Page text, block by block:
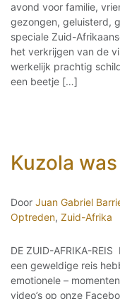
avond voor familie,
gezongen, geluisterd,
speciale Zuid-
het verkrijgen van de
werkelijk prachtig
een beetje […]
Kuzola
Door Juan Gabriel
Optreden, Zuid-Afrika
DE ZUID-AFRIKA-
een geweldige reis
emotionele –
video’s op onze